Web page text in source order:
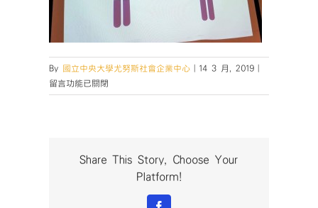
By 國立中央大學尤努斯社會企業中心 14 3 月, 2019
中
留言功能已關閉
Share This Story, Choose Your
Platform!